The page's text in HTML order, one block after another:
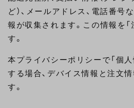
ど）、メールアドレス、電話番号
報が収集されます。この情報を「
す。
本プライバシーポリシーで「個人
する場合、デバイス情報と注文
す。